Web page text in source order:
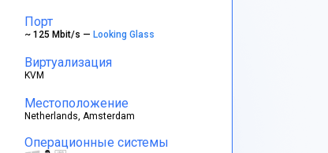
Порт
~ 125 Mbit/s —Looking Glass
Виртуализация
KVM
Местоположение
Netherlands, Amsterdam
Операционные системы